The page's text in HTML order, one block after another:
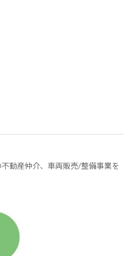
動産仲介、車両販売/整備事業を